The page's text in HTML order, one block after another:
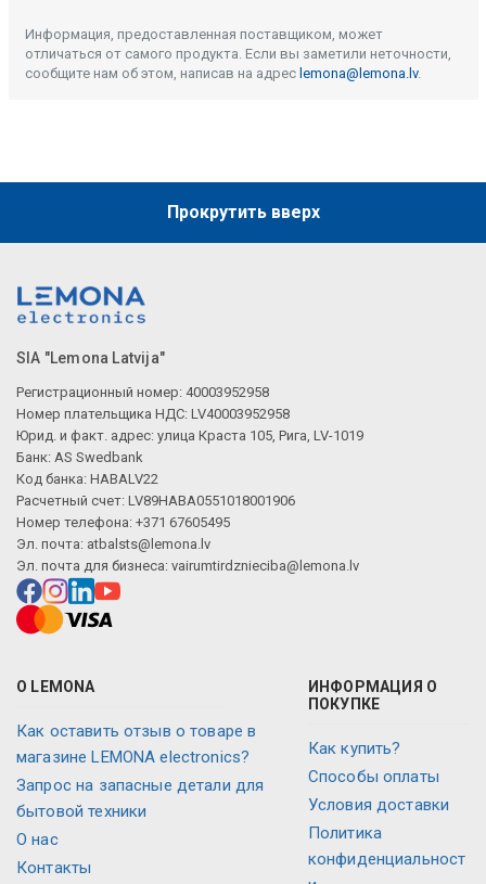
Информация, предоставленная поставщиком, может
отличаться от самого продукта. Если вы заметили неточности,
сообщите нам об этом, написав на адрес lemona@lemona.lv.
Прокрутить вверх
SIA "Lemona Latvija"
Регистрационный номер: 40003952958
Номер плательщика НДС: LV40003952958
Юрид. и факт. адрес: улица Краста 105, Рига, LV-1019
Банк: AS Swedbank
Код банка: HABALV22
Расчетный счет: LV89HABA0551018001906
Номер телефона: +371 67605495
Эл. почта: atbalsts@lemona.lv
Эл. почта для бизнеса: vairumtirdznieciba@lemona.lv
О LEMONA
Как оставить отзыв о товаре в
магазине LEMONA electronics?
Запрос на запасные детали для
бытовой техники
О нас
Контакты
ИНФОРМАЦИЯ О
ПОКУПКЕ
Как купить?
Способы оплаты
Условия доставки
Политика
конфиденциальност